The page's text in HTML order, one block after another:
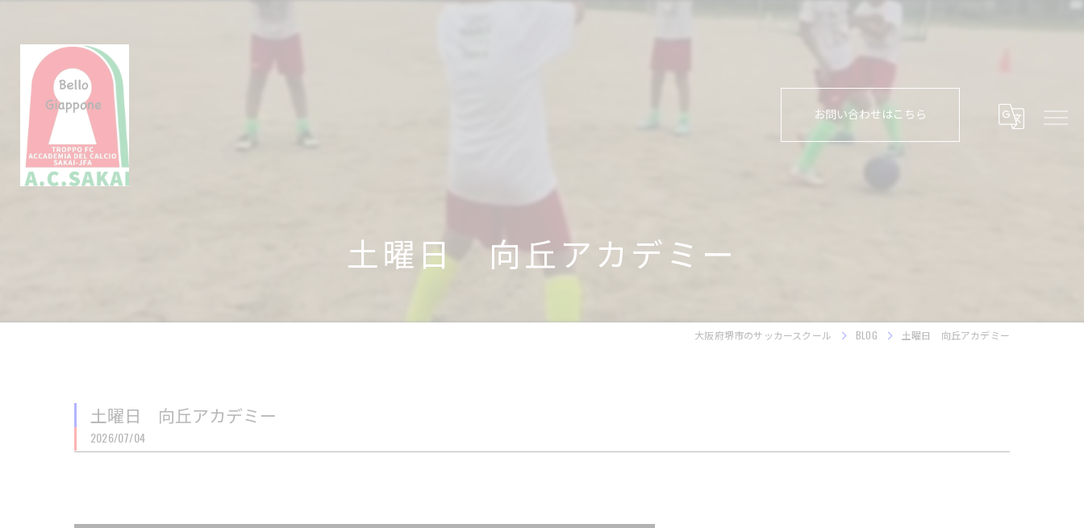
お問い合わせはこちら
土曜日 向丘アカデミー
大阪府堺市のサッカースクール BLOG 土曜日 向丘アカデミー
土曜日 向丘アカデミー
2026/07/04